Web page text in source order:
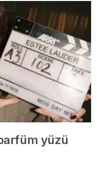
yüzü